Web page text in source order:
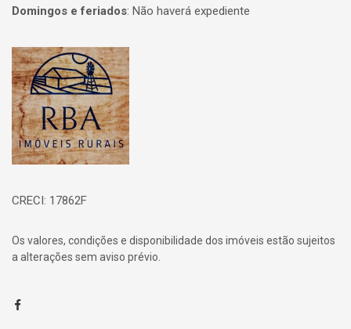
Domingos e feriados: Não haverá expediente
Página inicial
CRECI: 17862F
Os valores, condições e disponibilidade dos imóveis estão sujeitos
a alterações sem aviso prévio.
Facebook